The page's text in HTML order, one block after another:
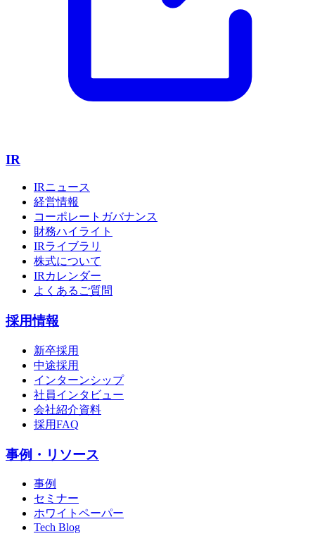
IR
IRニュース
経営情報
コーポレートガバナンス
財務ハイライト
IRライブラリ
株式について
IRカレンダー
よくあるご質問
採用情報
新卒採用
中途採用
インターンシップ
社員インタビュー
会社紹介資料
採用FAQ
事例・リソース
事例
セミナー
ホワイトペーパー
Tech Blog